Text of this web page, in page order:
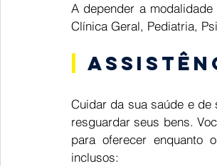
A depender a
Clínica Geral, Pediatria,
Cuidar da sua saúde e
resguardar seus bens.
para oferecer enquanto
inclusos: